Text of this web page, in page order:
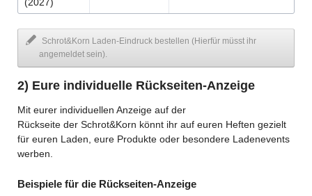
Schrot&Korn Laden-Eindruck bestellen (Hierfür müsst ihr
angemeldet sein).
2) Eure individuelle Rückseiten-Anzeige
Mit eurer individuellen Anzeige auf der
Rückseite der Schrot&Korn könnt ihr auf euren Heften gezielt
für euren Laden, eure Produkte oder besondere Ladenevents
werben.
Beispiele für die Rückseiten-Anzeige